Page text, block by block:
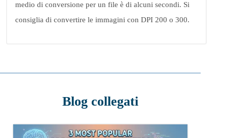
medio di conversione per un file è di alcuni secondi. Si
consiglia di convertire le immagini con DPI 200 o 300.
Blog collegati